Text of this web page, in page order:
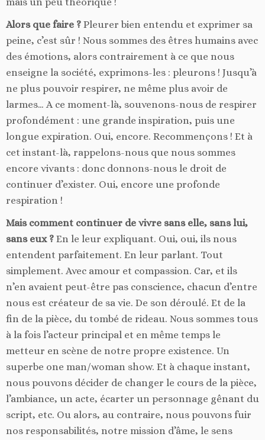
Alors que faire ? Pleurer bien entendu et exprimer sa
peine, c’est sûr ! Nous sommes des êtres humains avec
des émotions, alors contrairement à ce que nous
enseigne la société, exprimons-les : pleurons ! Jusqu’à
ne plus pouvoir respirer, ne même plus avoir de
larmes… A ce moment-là, souvenons-nous de respirer
profondément : une grande inspiration, puis une
longue expiration. Oui, encore. Recommençons ! Et à
cet instant-là, rappelons-nous que nous sommes
encore vivants : donc donnons-nous le droit de
continuer d’exister. Oui, encore une profonde
respiration !
Mais comment continuer de vivre sans elle, sans lui,
sans eux ? En le leur expliquant. Oui, oui, ils nous
entendent parfaitement. En leur parlant. Tout
simplement. Avec amour et compassion. Car, et ils
n’en avaient peut-être pas conscience, chacun d’entre
nous est créateur de sa vie. De son déroulé. Et de la
fin de la pièce, du tombé de rideau. Nous sommes tous
à la fois l’acteur principal et en même temps le
metteur en scène de notre propre existence. Un
superbe one man/woman show. Et à chaque instant,
nous pouvons décider de changer le cours de la pièce,
l’ambiance, un acte, écarter un personnage gênant du
script, etc. Ou alors, au contraire, nous pouvons fuir
nos responsabilités, notre mission d’âme, le sens